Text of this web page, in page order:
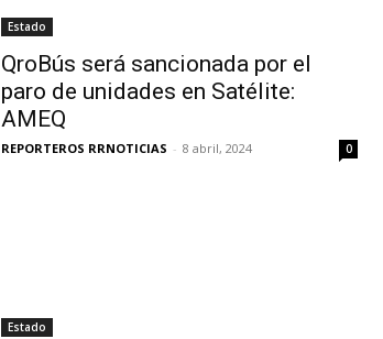
Estado
QroBús será sancionada por el
paro de unidades en Satélite:
AMEQ
REPORTEROS RRNOTICIAS - 8 abril, 2024 0
Estado